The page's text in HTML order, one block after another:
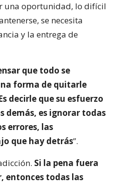
una oportunidad, lo difícil
se necesita
y la entrega de
que todo se
forma de quitarle
decirle que su esfuerzo
demás, es ignorar todas
errores, las
que hay detrás”.
Si la pena fuera
entonces todas las